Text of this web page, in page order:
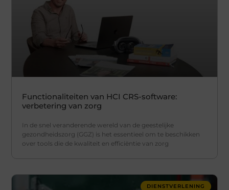
Functionaliteiten van HCI CRS-software:
verbetering van zorg
In de snel veranderende wereld van de geestelijke
gezondheidszorg (GGZ) is het essentieel om te beschikken
over tools die de kwaliteit en efficiëntie van zorg
DIENSTVERLENING